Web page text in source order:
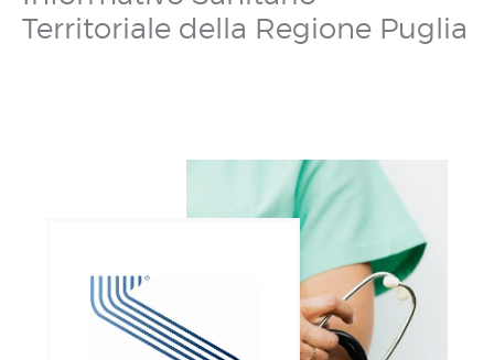
Territoriale della Regione Puglia